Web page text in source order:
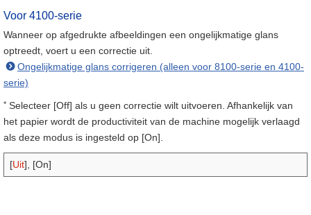
Voor 4100-serie
Wanneer op afgedrukte afbeeldingen een ongelijkmatige glans
optreedt, voert u een correctie uit.
Ongelijkmatige glans corrigeren (alleen voor 8100-serie en 4100-
serie)
* Selecteer [Off] als u geen correctie wilt uitvoeren. Afhankelijk van
het papier wordt de productiviteit van de machine mogelijk verlaagd
als deze modus is ingesteld op [On].
[Uit], [On]